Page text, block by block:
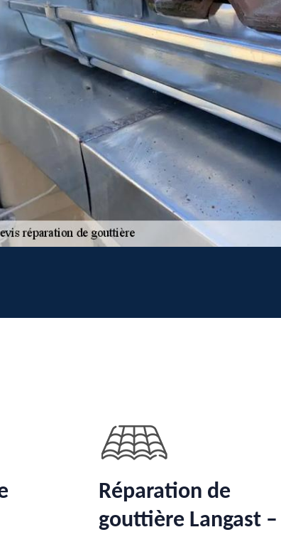
Réparation de
gouttière Langast –